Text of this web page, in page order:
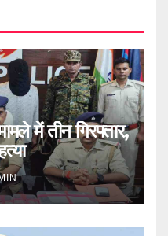
में तीन गिरफ्तार,